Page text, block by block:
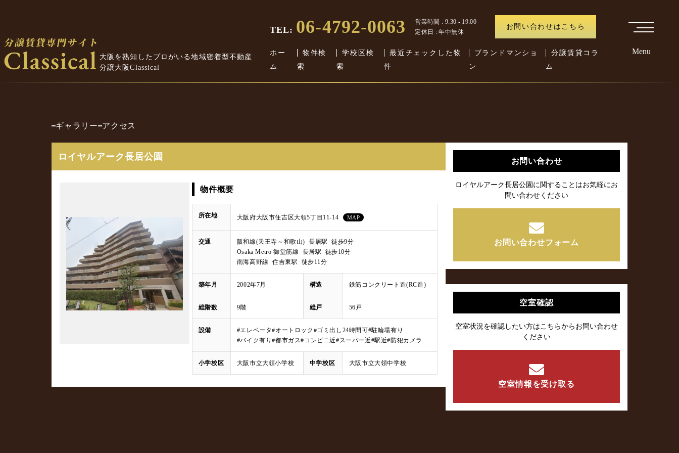
大阪を熟知したプロがいる地域密着型不動産
分譲大阪Classical
TEL: 06-4792-0063
営業時間 : 9:30 - 19:00
定休日 : 年中無休
お問い合わせはこちら
ホー
ム
物件検
索
学校区検
索
最近チェックした物
件
ブランドマンショ
ン
分譲賃貸コラ
ム
Menu
ギャラリー アクセス
ロイヤルアーク長居公園
物件概要
所在地 大阪府大阪市住吉区大領5丁目11-14 MAP
交通
阪和線(天王寺～和歌山) 長居駅 徒歩9分
Osaka Metro 御堂筋線 長居駅 徒歩10分
南海高野線 住吉東駅 徒歩11分
築年月 2002年7月 構造 鉄筋コンクリート造(RC造)
総階数 9階 総戸 56戸
設備 #エレベータ#オートロック #ゴミ出し24時間可#駐輪場有り
#バイク有り#都市ガス#コンビニ近#スーパー近#駅近#防犯カメラ
小学校区 大阪市立大領小学校 中学校区 大阪市立大領中学校
お問い合わせ
ロイヤルアーク長居公園に関することはお気軽にお
問い合わせください
お問い合わせフォーム
空室確認
空室状況を確認したい方はこちらからお問い合わせ
ください
空室情報を受け取る